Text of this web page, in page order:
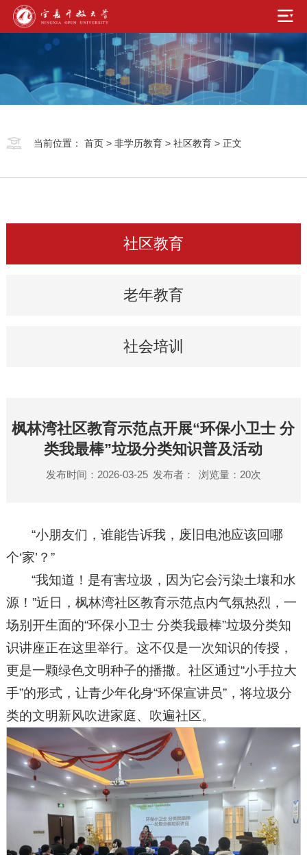
当前位置： 首页> 非学历教育> 社区教育> 正文
社区教育
老年教育
社会培训
枫林湾社区教育示范点开展“环保小卫士 分
类我最棒”垃圾分类知识普及活动
发布时间：2026-03-25 发布者： 浏览量： 20次
“小朋友们，谁能告诉我，废旧电池应该回哪
个‘家’？”
“我知道！是有害垃圾，因为它会污染土壤和水
源！”近日，枫林湾社区教育示范点内气氛热烈，一
场别开生面的“环保小卫士 分类我最棒”垃圾分类知
识讲座正在这里举行。这不仅是一次知识的传授，
更是一颗绿色文明种子的播撒。社区通过“小手拉大
手”的形式，让青少年化身“环保宣讲员”，将垃圾分
类的文明新风吹进家庭、吹遍社区。